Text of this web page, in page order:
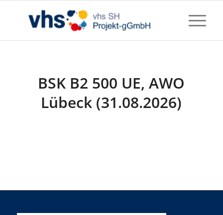
BSK B2 500 UE, AWO
Lübeck (31.08.2026)